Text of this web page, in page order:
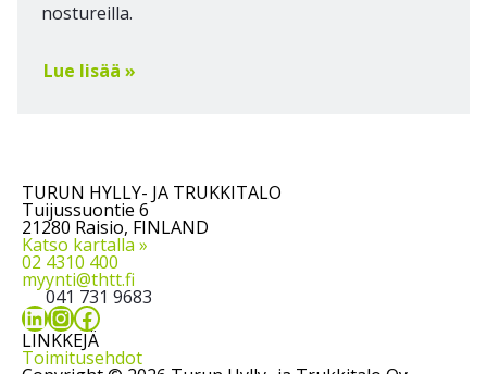
nostureilla.
Lue lisää »
TURUN HYLLY- JA TRUKKITALO
Tuijussuontie 6
21280 Raisio, FINLAND
Katso kartalla »
02 4310 400
myynti@thtt.fi
041 731 9683
LinkedIn
Instagram
Facebook
LINKKEJÄ
Toimitusehdot